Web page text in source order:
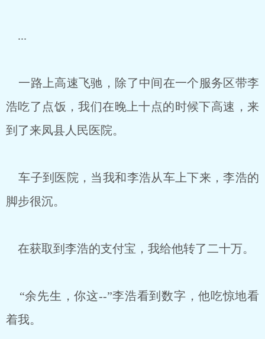
...
一路上高速飞驰，除了中间在一个服务区带李
浩吃了点饭，我们在晚上十点的时候下高速，来
到了来凤县人民医院。
车子到医院，当我和李浩从车上下来，李浩的
脚步很沉。
在获取到李浩的支付宝，我给他转了二十万。
“余先生，你这--”李浩看到数字，他吃惊地看
着我。